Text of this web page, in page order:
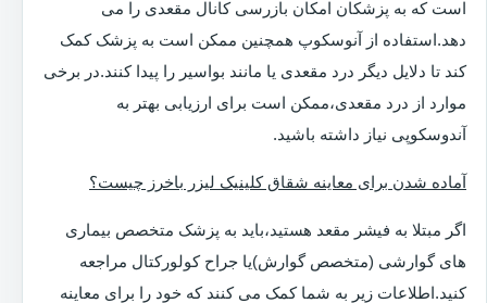
است که به پزشکان امکان بازرسی کانال مقعدی را می
دهد.استفاده از آنوسکوپ همچنین ممکن است به پزشک کمک
کند تا دلایل دیگر درد مقعدی یا مانند بواسیر را پیدا کنند.در برخی
موارد از درد مقعدی،ممکن است برای ارزیابی بهتر به
آندوسکوپی نیاز داشته باشید.
آماده شدن برای معاینه شقاق کلینیک لیزر باخرز چیست؟
اگر مبتلا به فیشر مقعد هستید،باید به پزشک متخصص بیماری
های گوارشی (متخصص گوارش)یا جراح کولورکتال مراجعه
کنید.اطلاعات زیر به شما کمک می کنند که خود را برای معاینه